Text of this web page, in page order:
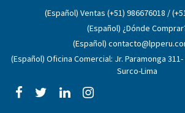
(Español) Ventas (+51) 986676018 /
(Español) ¿Dónde
(Español)
(Español) Oficina Comercial: Jr. Paramonga
Surco-Lima